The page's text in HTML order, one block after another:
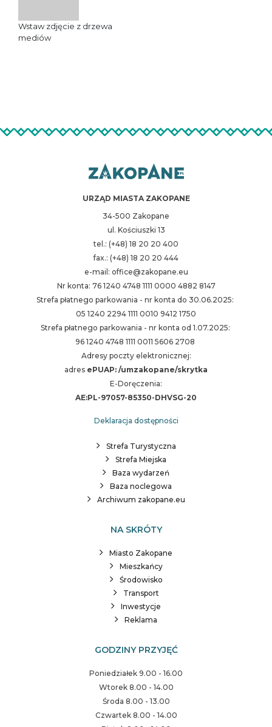
Wstaw zdjęcie z drzewa
mediów
URZĄD MIASTA ZAKOPANE
34-500 Zakopane
ul. Kościuszki 13
tel.: (+48) 18 20 20 400
fax.: (+48) 18 20 20 444
e-mail: office@zakopane.eu
Nr konta: 76 1240 4748 1111 0000 4882 8147
Strefa płatnego parkowania - nr konta do 30.06.2025:
05 1240 2294 1111 0010 9412 1750
Strefa płatnego parkowania - nr konta od 1.07.2025:
96 1240 4748 1111 0011 5606 2708
Adresy poczty elektronicznej:
adres ePUAP: /umzakopane/skrytka
E-Doręczenia:
AE:PL-97057-85350-DHVSG-20
Deklaracja dostępności
Strefa Turystyczna
Strefa Miejska
Baza wydarzeń
Baza noclegowa
Archiwum zakopane.eu
NA SKRÓTY
Miasto Zakopane
Mieszkańcy
Środowisko
Transport
Inwestycje
Reklama
GODZINY PRZYJĘĆ
Poniedziałek 9.00 - 16.00
Wtorek 8.00 - 14.00
Środa 8.00 - 13.00
Czwartek 8.00 - 14.00